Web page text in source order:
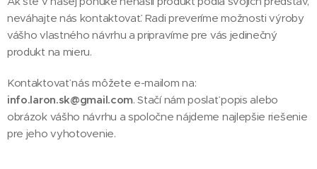
neváhajte nás kontaktovať. Radi preveríme možnosti výroby
vášho vlastného návrhu a pripravíme pre vás jedinečný
produkt na mieru.
Kontaktovať nás môžete e-mailom na:
info.laron.sk@gmail.com. Stačí nám poslať popis alebo
obrázok vášho návrhu a spoločne nájdeme najlepšie riešenie
pre jeho vyhotovenie.